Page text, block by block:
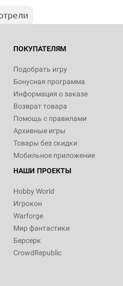
ПОКУПАТЕЛЯМ
Подобрать игру
Бонусная программа
Информация о заказе
Возврат товара
Помощь с правилами
Архивные игры
Товары без скидки
Мобильное приложение
НАШИ ПРОЕКТЫ
Hobby World
Игрокон
Warforge
Мир фантастики
Берсерк
CrowdRepublic